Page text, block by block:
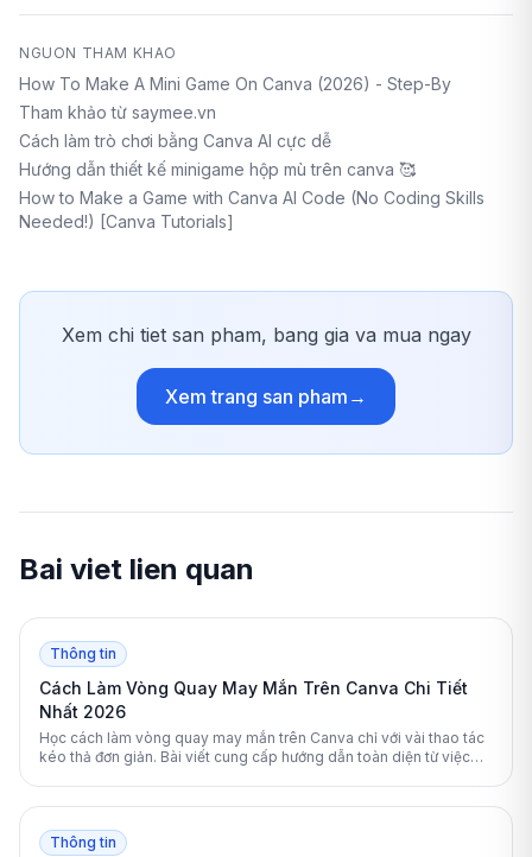
NGUON THAM KHAO
How To Make A Mini Game On Canva (2026) - Step-By
Tham khảo từ saymee.vn
Cách làm trò chơi bằng Canva AI cực dễ
Hướng dẫn thiết kế minigame hộp mù trên canva 🥰
How to Make a Game with Canva AI Code (No Coding Skills
Needed!) [Canva Tutorials]
Xem chi tiet san pham, bang gia va mua ngay
Xem trang san pham →
Bai viet lien quan
Thông tin
Cách Làm Vòng Quay May Mắn Trên Canva Chi Tiết
Nhất 2026
Học cách làm vòng quay may mắn trên Canva chỉ với vài thao tác
kéo thả đơn giản. Bài viết cung cấp hướng dẫn toàn diện từ việc
Thông tin